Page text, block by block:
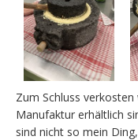
Zum Schluss
Manufaktur erhältlich
sind nicht so mein